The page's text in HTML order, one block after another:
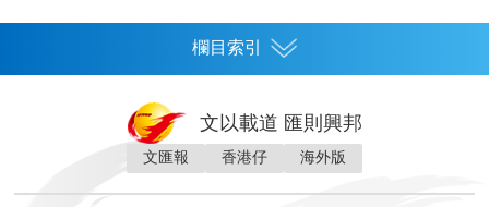
欄目索引
灣區人
文以載道 匯則興邦
文匯報 香港仔 海外版